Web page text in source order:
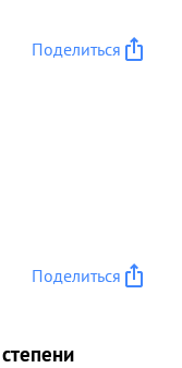
Поделиться
Поделиться